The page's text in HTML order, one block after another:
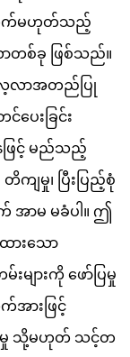
တွက်မဟုတ်သည့်
တစ်ခု ဖြစ်သည်။
လာအတည်ပြု
ပေးခြင်း
ဖြင့် မည်သည့်
ျမှု၊ ပြီးပြည့်စုံ
ာမ မခံပါ။ ဤ
ားသော
များကို ဖော်ပြမှု
ားဖြင့်
စုံမှု သို့မဟုတ် သင့်တ